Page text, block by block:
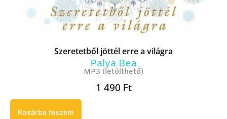
Szeretetből jöttél erre a világra
Palya Bea
MP3 (letölthető)
1 490 Ft
Kosárba teszem